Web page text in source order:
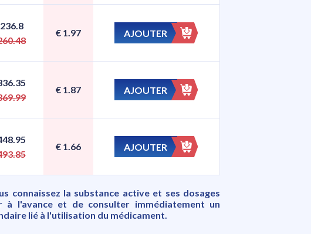
€ 1.97 AJOUTER
€ 1.87 AJOUTER
€ 1.66 AJOUTER
connaissez la substance active et ses dosages
à l'avance et de consulter immédiatement un
lié à l'utilisation du médicament.